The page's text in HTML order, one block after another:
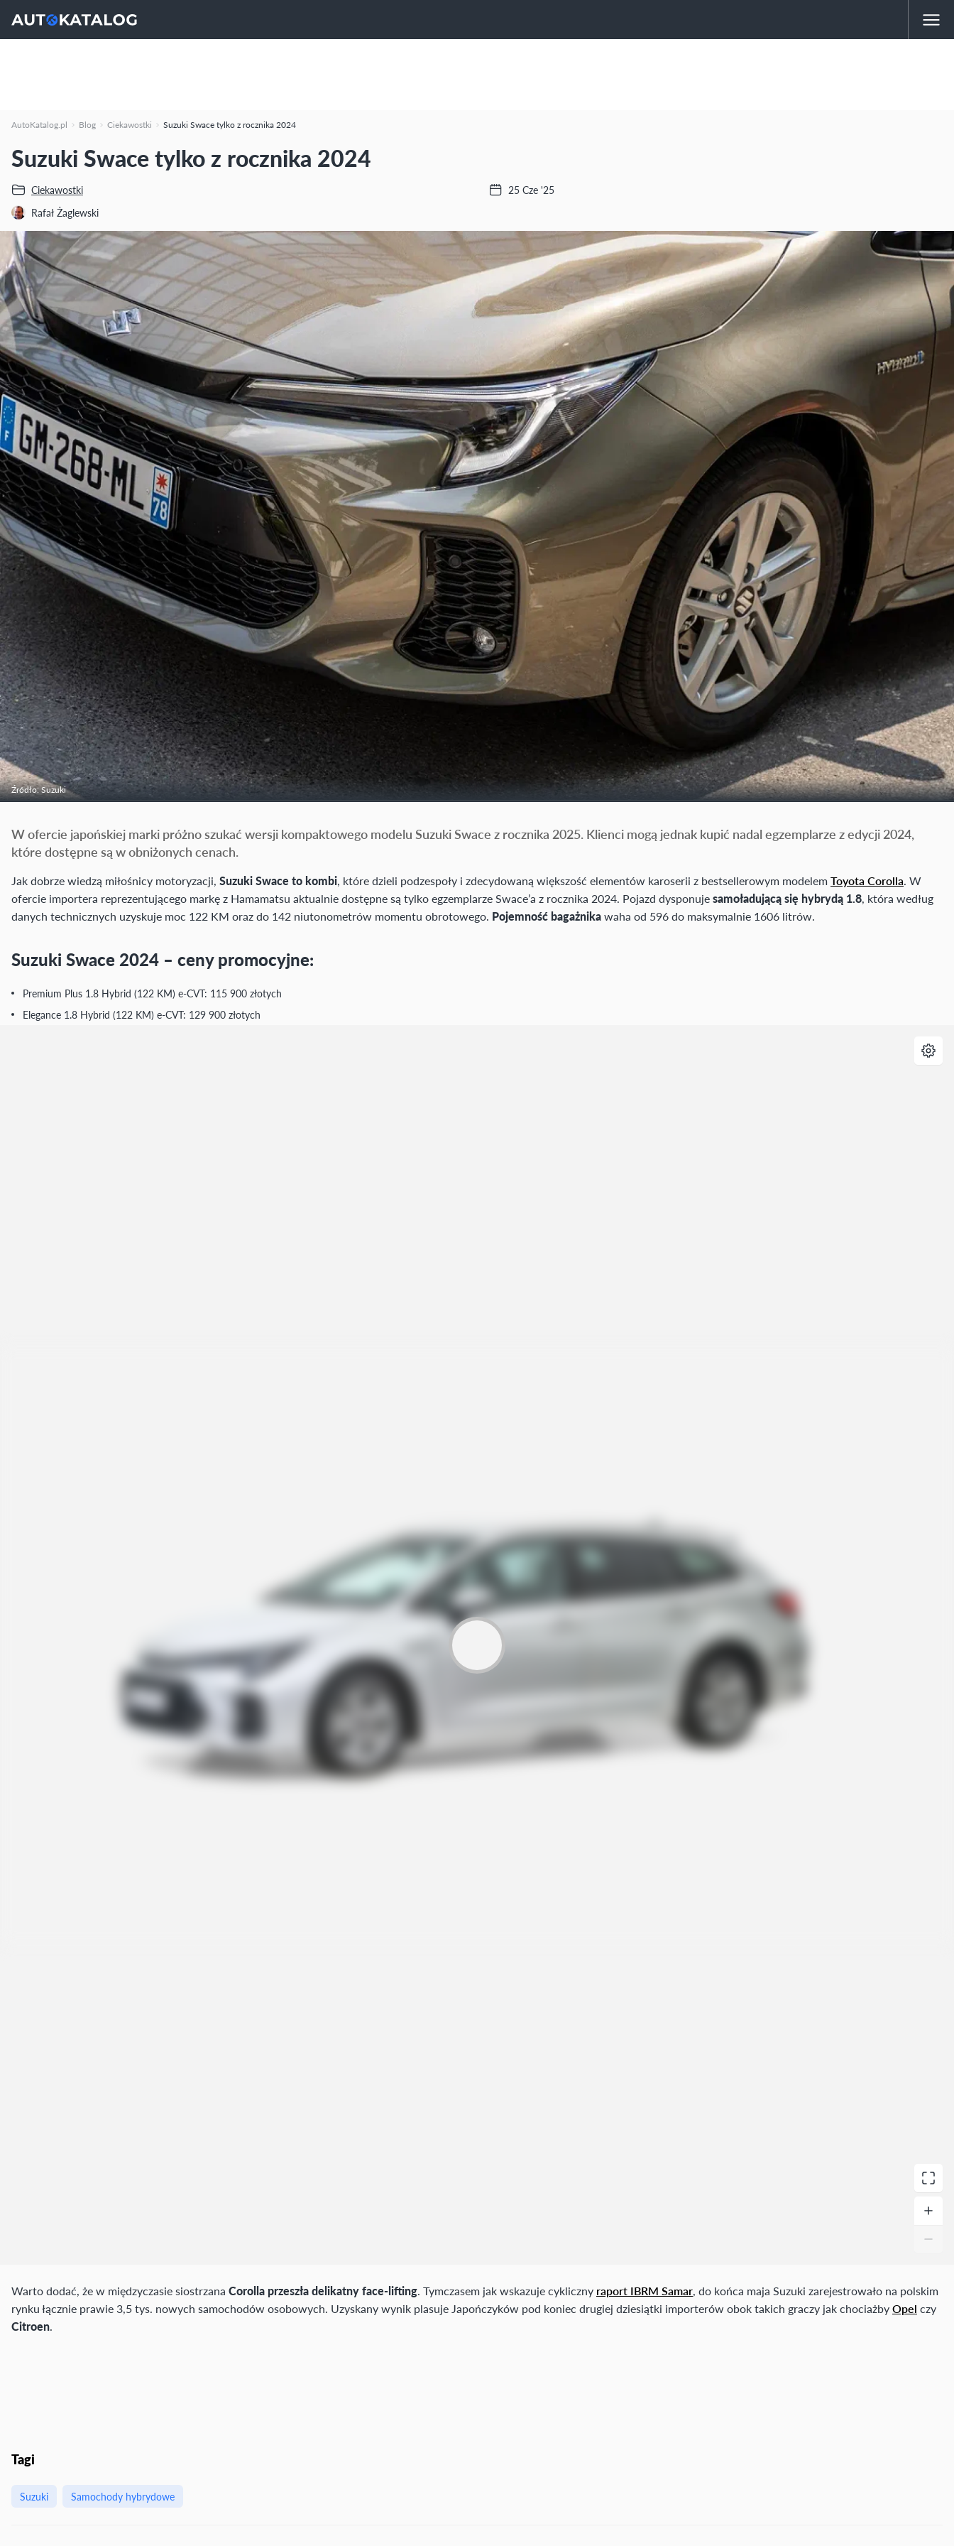
AutoKatalog.pl Blog Ciekawostki Suzuki Swace tylko z rocznika 2024
Suzuki Swace tylko z rocznika 2024
Ciekawostki
Rafał Żaglewski
25 Cze '25
Źródło: Suzuki
W ofercie japońskiej marki próżno szukać wersji kompaktowego modelu Suzuki Swace z rocznika 2025. Klienci mogą jednak kupić nadal egzemplarze z edycji 2024,
które dostępne są w obniżonych cenach.
Jak dobrze wiedzą miłośnicy motoryzacji, Suzuki Swace to kombi, które dzieli podzespoły i zdecydowaną większość elementów karoserii z bestsellerowym modelemToyota Corolla. W
ofercie importera reprezentującego markę z Hamamatsu aktualnie dostępne są tylko egzemplarze Swace’a z rocznika 2024. Pojazd dysponujesamoładującą się hybrydą 1.8, która według
danych technicznych uzyskuje moc 122 KM oraz do 142 niutonometrów momentu obrotowego. Pojemność bagażnikawaha od 596 do maksymalnie 1606 litrów.
Suzuki Swace 2024 – ceny promocyjne:
Premium Plus 1.8 Hybrid (122 KM) e-CVT: 115 900 złotych
Elegance 1.8 Hybrid (122 KM) e-CVT: 129 900 złotych
Warto dodać, że w międzyczasie siostrzana Corolla przeszła delikatny face-lifting. Tymczasem jak wskazuje cykliczny raport IBRM Samar, do końca maja Suzuki zarejestrowało na polskim
rynku łącznie prawie 3,5 tys. nowych samochodów osobowych. Uzyskany wynik plasuje Japończyków pod koniec drugiej dziesiątki importerów obok takich graczy jak chociażbyOpel czy
Citroen.
Tagi
Suzuki Samochody hybrydowe